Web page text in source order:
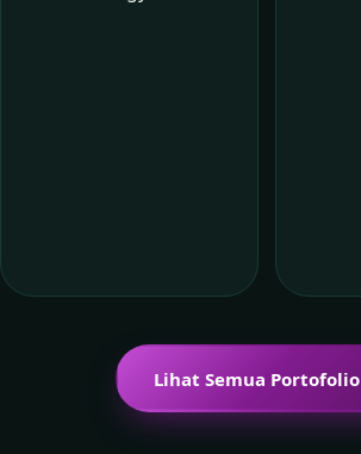
Lihat Semua Portofolio